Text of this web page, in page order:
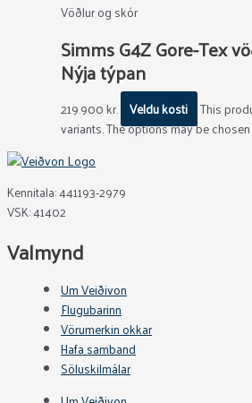
Vöðlur og skór
Simms G4Z Gore-Tex
Nýja týpan
219.900kr. Veldu kosti This
variants. The options may be
Kennitala: 441193-2979
VSK: 41402
Valmynd
Um Veiðivon
Flugubarinn
Vörumerkin okkar
Hafa samband
Söluskilmálar